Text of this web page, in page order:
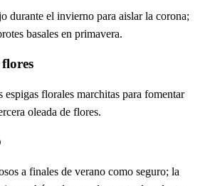
durante el invierno para aislar la corona;
basales en primavera.
florales marchitas para fomentar
oleada de flores.
a finales de verano como seguro; la